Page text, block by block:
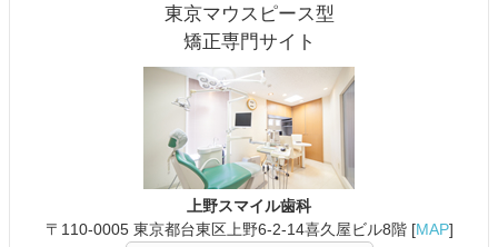
東京マウスピース型
矯正専門サイト
上野スマイル歯科
〒110-0005 東京都台東区上野6-2-14喜久屋ビル8階 [MAP]